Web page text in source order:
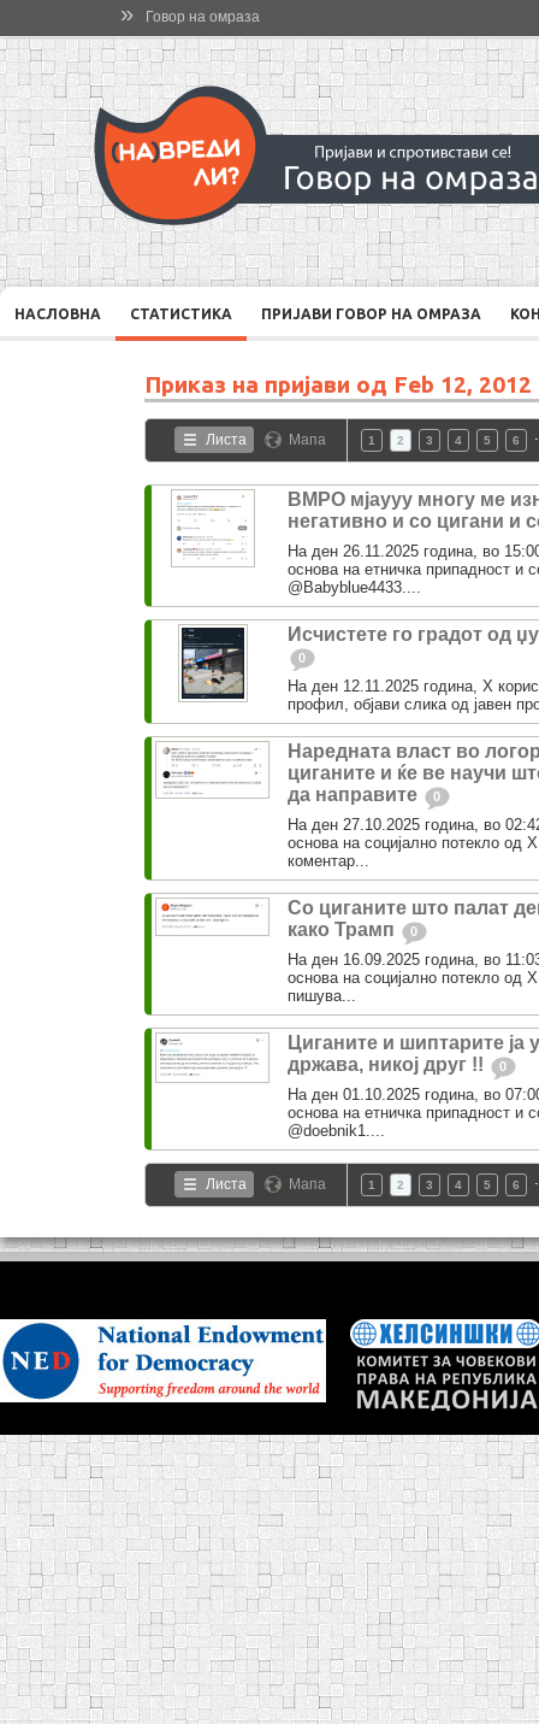
» Говор на омраза
НАСЛОВНА СТАТИСТИКА ПРИЈАВИ ГОВОР НА ОМРАЗА
Приказ на пријави од Feb 12,
Листа Мапа 1 2 3 4 5 6
ВМРО мјаууу многу ме
негативно и со цигани и
На ден 26.11.2025 година, во
основа на етничка припадност и
@Babyblue4433....
Исчистете го градот од
0
На ден 12.11.2025 година, Х
профил, објави слика од јавен
Наредната власт во
циганите и ќе ве научи
да направите
0
На ден 27.10.2025 година, во
основа на социјално потекло
коментар...
Со циганите што палат
како Трамп
0
На ден 16.09.2025 година, во
основа на социјално потекло од
пишува...
Циганите и шиптарите ја
држава, никој друг !!
0
На ден 01.10.2025 година, во
основа на етничка припадност и
@doebnik1....
Листа Мапа 1 2 3 4 5 6